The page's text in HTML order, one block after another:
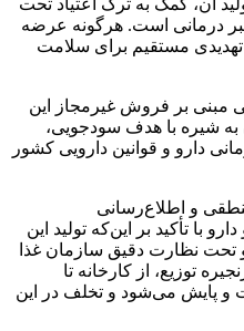
درمانی است. هرگونه عرضه
تهدیدی مستقیم برای سلامت
مبنی بر فروش غیرمجاز این
به شیره با هدف سودجویی،
دارو و قوانین دارویی کشور
و اطلاع‌رسانی
با تأکید بر این‌که تولید این
و تحت نظارت دقیق سازمان غذا
توزیع، از کارخانه تا
و پایش می‌شود و تخلف در این